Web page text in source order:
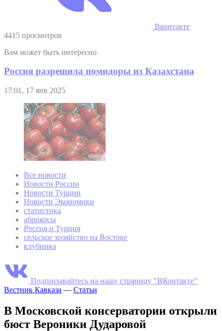
Вконтакте
4415 просмотров
Вам может быть интересно
Россия разрешила помидоры из Казахстана
17:01, 17 янв 2025
Все новости
Новости России
Новости Турции
Новости Экономики
статистика
абрикосы
Россия и Турция
сельское хозяйство на Востоке
клубника
Подписывайтесь на нашу страницу "ВКонтакте"
Вестник Кавказа — Статьи
В Московской консерватории открыли
бюст Вероники Дударовой